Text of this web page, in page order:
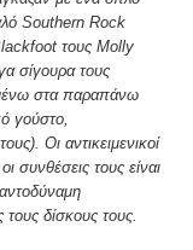
Southern Rock
τους Molly
σίγουρα τους
στα παραπάνω
γούστο,
Οι αντικειμενικοί
συνθέσεις τους είναι
δίσκους τους.